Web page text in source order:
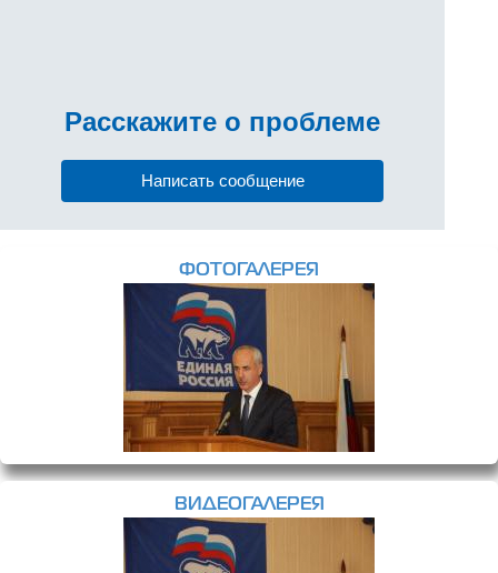
Расскажите о проблеме
Написать сообщение
ФОТОГАЛЕРЕЯ
ВИДЕОГАЛЕРЕЯ